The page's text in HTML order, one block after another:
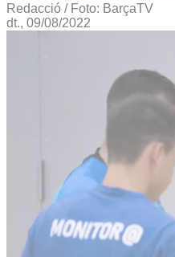
Redacció / Foto: BarçaTV
dt., 09/08/2022